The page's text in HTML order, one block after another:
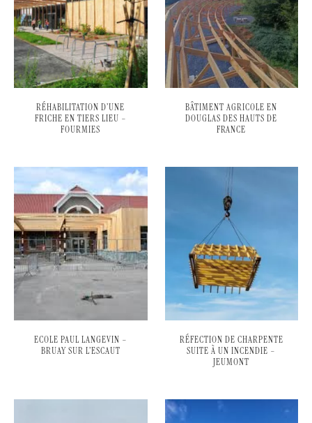
RÉHABILITATION D’UNE
FRICHE EN TIERS LIEU –
FOURMIES
BÂTIMENT AGRICOLE EN
DOUGLAS DES HAUTS DE
FRANCE
ECOLE PAUL LANGEVIN –
BRUAY SUR L’ESCAUT
RÉFECTION DE CHARPENTE
SUITE À UN INCENDIE –
JEUMONT